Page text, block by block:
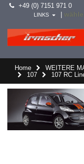
+49 (0) 7151 971 0
LINKS
Home WEITERE
107
107 RC